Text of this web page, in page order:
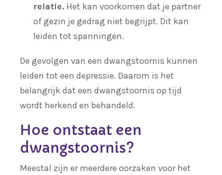
relatie. Het kan voorkomen dat je partner
of gezin je gedrag niet begrijpt. Dit kan
leiden tot spanningen.
De gevolgen van een dwangstoornis kunnen
leiden tot een depressie. Daarom is het
belangrijk dat een dwangstoornis op tijd
wordt herkend en behandeld.
Hoe ontstaat een
dwangstoornis?
Meestal zijn er meerdere oorzaken voor het